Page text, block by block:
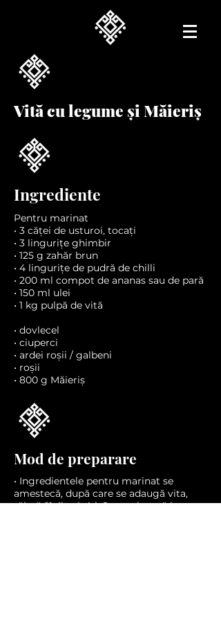
Ingrediente
Mod de preparare
Pentru marinat
• 3 căței de usturoi, tocați
• 3 lingurițe ghimbir
• 125 g zahăr brun
• 4 lingurițe de pudră de chilli
• 200 ml compot de ananas sau de pară
• 150 ml ulei
• 1 kg pulpă de vită
• dovlecel
• ciuperci
• ardei roșii / galbeni
• roșii
• 800 g Măieriș
• Ingredientele pentru marinat se
amestecă, după care se adaugă vita,
tăiată fâșii subțiri. Se marinează la
Vită cu legume și Măieriș